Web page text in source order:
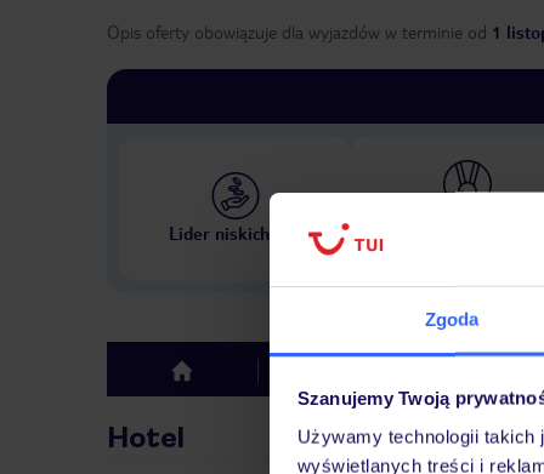
Zgoda
Szanujemy Twoją
Używamy technologii
wyświetlanych treści i
Opis oferty obowiązuje dla wyjazdów w terminie od 1
Lider niskich cen
top
Hotel